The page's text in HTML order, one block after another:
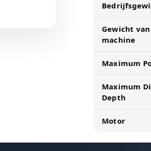
Gewicht
machine
Maximum
Maximum
Depth
Motor